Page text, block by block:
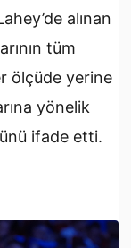
alınan
tüm
ölçüde yerine
yönelik
ifade etti.